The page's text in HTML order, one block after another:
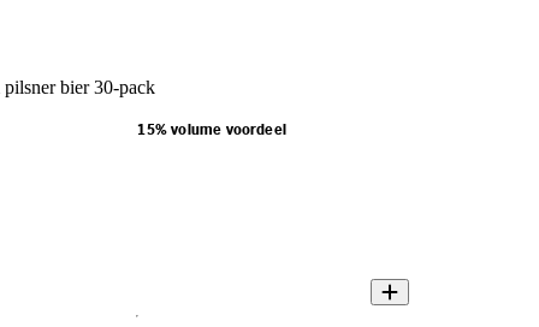
bier 30-pack
15% volume voordeel